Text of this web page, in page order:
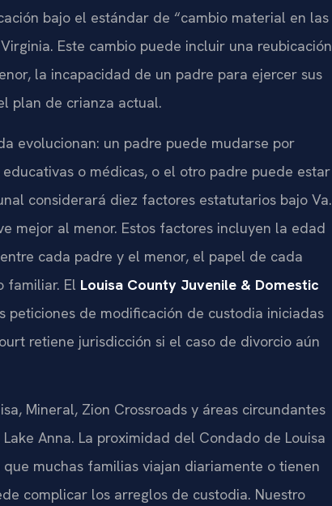
bajo el estándar de “cambio material en las
Este cambio puede incluir una reubicación
la incapacidad de un padre para ejercer sus
plan de crianza actual.
evolucionan: un padre puede mudarse por
o médicas, o el otro padre puede estar
considerará diez factores estatutarios bajo Va.
mejor al menor. Estos factores incluyen la edad
cada padre y el menor, el papel de cada
familiar. El Louisa County Juvenile & Domestic
peticiones de modificación de custodia iniciadas
retiene jurisdicción si el caso de divorcio aún
Mineral, Zion Crossroads y áreas circundantes
Anna. La proximidad del Condado de Louisa
muchas familias viajan diariamente o tienen
complicar los arreglos de custodia. Nuestro